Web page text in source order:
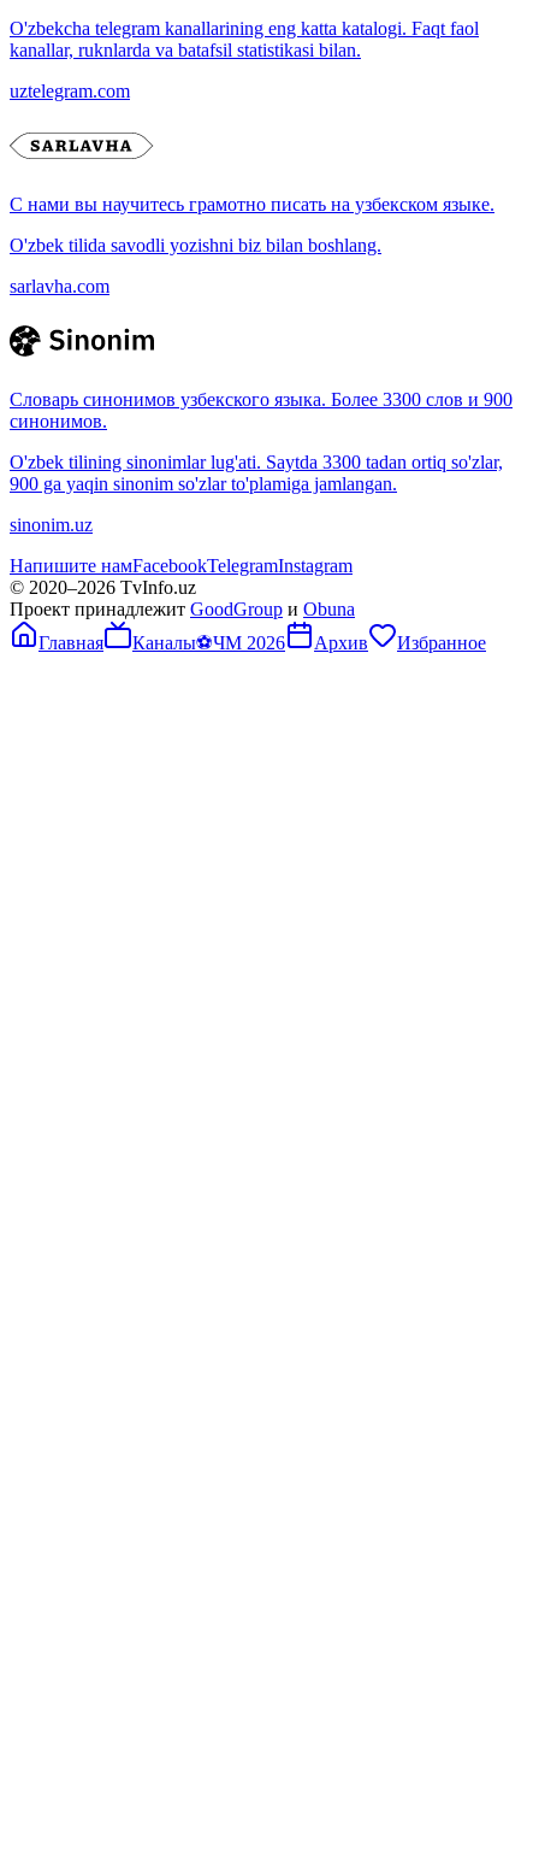
O'zbekcha telegram kanallarining eng katta katalogi. Faqt faol
kanallar, ruknlarda va batafsil statistikasi bilan.
uztelegram.com
С нами вы научитесь грамотно писать на узбекском языке.
O'zbek tilida savodli yozishni biz bilan boshlang.
sarlavha.com
Словарь синонимов узбекского языка. Более 3300 слов и 900
синонимов.
O'zbek tilining sinonimlar lug'ati. Saytda 3300 tadan ortiq so'zlar,
900 ga yaqin sinonim so'zlar to'plamiga jamlangan.
sinonim.uz
Напишите намFacebookTelegramInstagram
© 2020–2026 TvInfo.uz
Проект принадлежит GoodGroup и Obuna
Главная
Каналы⚽ЧМ 2026 Архив Избранное